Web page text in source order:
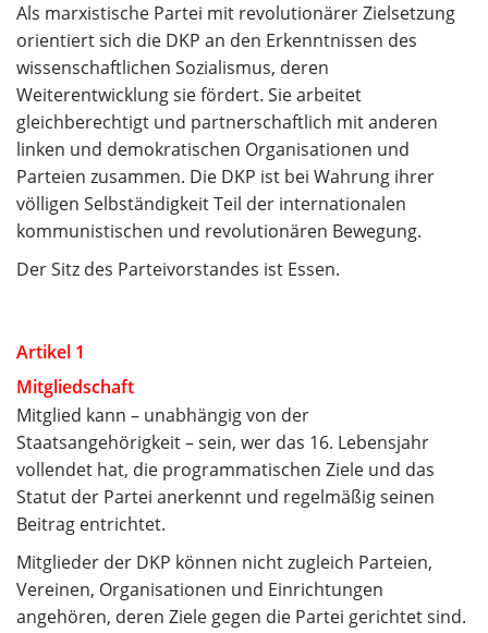
Als marxistische Partei mit revolutionärer Zielsetzung
orientiert sich die DKP an den Erkenntnissen des
wissenschaftlichen Sozialismus, deren
Weiterentwicklung sie fördert. Sie arbeitet
gleichberechtigt und partnerschaftlich mit anderen
linken und demokratischen Organisationen und
Parteien zusammen. Die DKP ist bei Wahrung ihrer
völligen Selbständigkeit Teil der internationalen
kommunistischen und revolutionären Bewegung.
Der Sitz des Parteivorstandes ist Essen.
Artikel 1
Mitgliedschaft
Mitglied kann – unabhängig von der
Staatsangehörigkeit – sein, wer das 16. Lebensjahr
vollendet hat, die programmatischen Ziele und das
Statut der Partei anerkennt und regelmäßig seinen
Beitrag entrichtet.
Mitglieder der DKP können nicht zugleich Parteien,
Vereinen, Organisationen und Einrichtungen
angehören, deren Ziele gegen die Partei gerichtet sind.